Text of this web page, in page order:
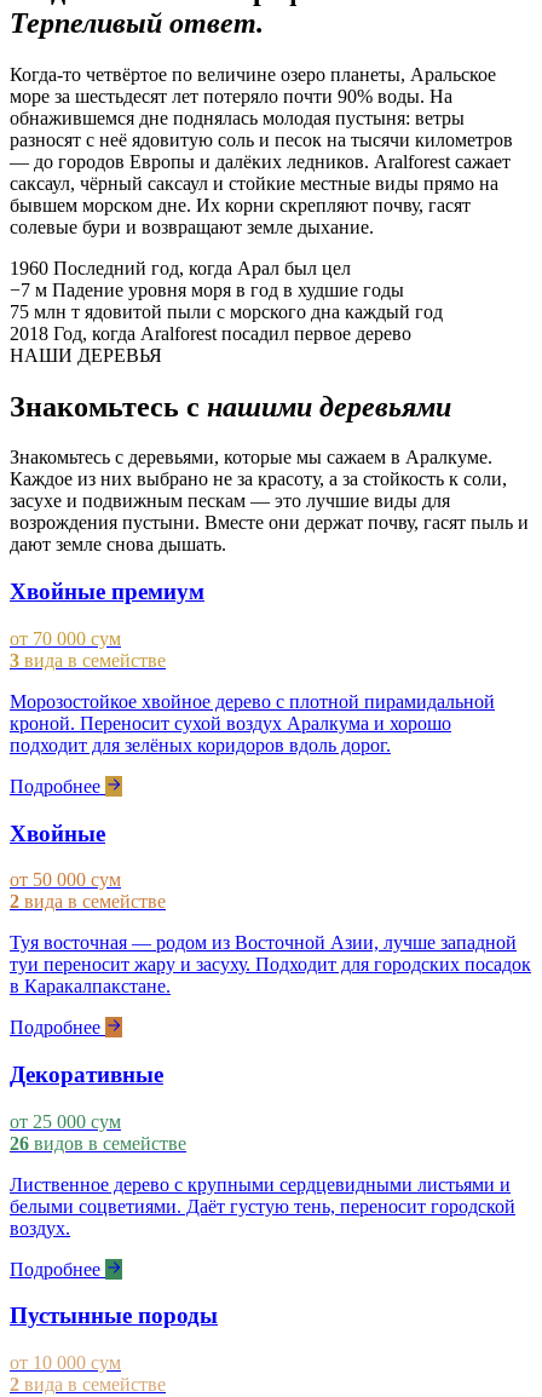
Терпеливый ответ.
Когда-то четвёртое по величине озеро планеты, Аральское
море за шестьдесят лет потеряло почти 90% воды. На
обнажившемся дне поднялась молодая пустыня: ветры
разносят с неё ядовитую соль и песок на тысячи километров
— до городов Европы и далёких ледников. Aralforest сажает
саксаул, чёрный саксаул и стойкие местные виды прямо на
бывшем морском дне. Их корни скрепляют почву, гасят
солевые бури и возвращают земле дыхание.
1960 Последний год, когда Арал был цел
−7 м Падение уровня моря в год в худшие годы
75 млн т ядовитой пыли с морского дна каждый год
2018 Год, когда Aralforest посадил первое дерево
НАШИ ДЕРЕВЬЯ
Знакомьтесь с нашими деревьями
Знакомьтесь с деревьями, которые мы сажаем в Аралкуме.
Каждое из них выбрано не за красоту, а за стойкость к соли,
засухе и подвижным пескам — это лучшие виды для
возрождения пустыни. Вместе они держат почву, гасят пыль и
дают земле снова дышать.
Хвойные премиум
от 70 000 сум
3 вида в семействе
Морозостойкое хвойное дерево с плотной пирамидальной
кроной. Переносит сухой воздух Аралкума и хорошо
подходит для зелёных коридоров вдоль дорог.
Подробнее
Хвойные
от 50 000 сум
2 вида в семействе
Туя восточная — родом из Восточной Азии, лучше западной
туи переносит жару и засуху. Подходит для городских посадок
в Каракалпакстане.
Подробнее
Декоративные
от 25 000 сум
26 видов в семействе
Лиственное дерево с крупными сердцевидными листьями и
белыми соцветиями. Даёт густую тень, переносит городской
воздух.
Подробнее
Пустынные породы
от 10 000 сум
2 вида в семействе